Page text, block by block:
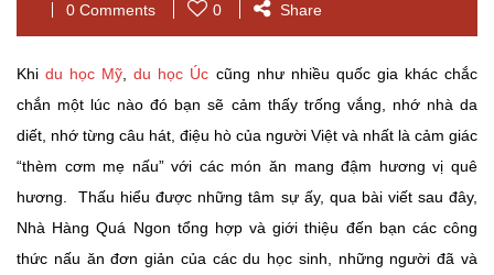
0 Comments
0 Share
Khidu học Mỹ,du học Úc cũng như nhiều quốc gia khác chắc
chắn một lúc nào đó bạn sẽ cảm thấy trống vắng, nhớ nhà da
diết, nhớ từng câu hát, điệu hò của người Việt và nhất là cảm giác
“thèm cơm mẹ nấu” với các món ăn mang đậm hương vị quê
hương. Thấu hiểu được những tâm sự ấy, qua bài viết sau đây,
Nhà Hàng Quá Ngon tổng hợp và giới thiệu đến bạn các công
thức nấu ăn đơn giản của các du học sinh, những người đã và